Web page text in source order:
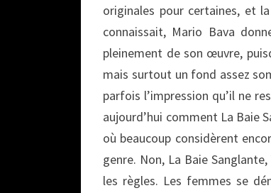
originales pour certaines, et
connaissait, Mario Bava
pleinement de son œuvre,
mais surtout un fond assez
parfois l’impression qu’il ne
aujourd’hui comment La Baie
où beaucoup considèrent
genre. Non, La Baie
les règles. Les femmes se